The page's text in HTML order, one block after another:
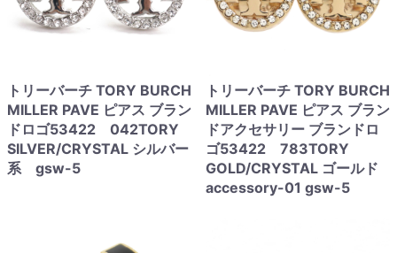
トリーバーチ TORY BURCH
MILLER PAVE ピアス ブラン
ドロゴ53422 042TORY
SILVER/CRYSTAL シルバー
系 gsw-5
トリーバーチ TORY BURCH
MILLER PAVE ピアス ブラン
ドアクセサリー ブランドロ
ゴ53422 783TORY
GOLD/CRYSTAL ゴールド
accessory-01 gsw-5